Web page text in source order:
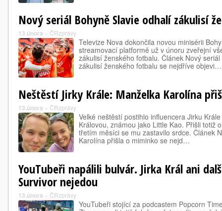
Nový seriál Bohyně Slavie odhalí zákulisí
13.února » ČRzprávy
Televize Nova dokončila novou minisérii
streamovací platformě už v únoru zveřejní
zákulisí ženského fotbalu. Článek Nový
zákulisí ženského fotbalu se nejdříve objevi…
Neštěstí Jirky Krále: Manželka Karolína
13.února » ČRzprávy
Velké neštěstí postihlo influencera Jirku
Královou, známou jako Little Kao. Přišli totiž
třetím měsíci se mu zastavilo srdce. Článek
Karolína přišla o miminko se nejd…
YouTubeři napálili bulvár. Jirka Král ani
Survivor nejedou
13.února » ČRzprávy
YouTubeři stojící za podcastem Popcorn